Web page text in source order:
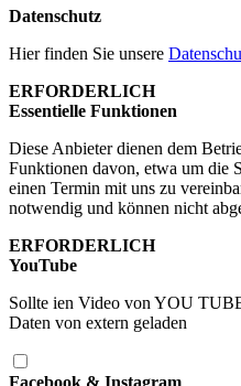
Datenschutz
Hier finden Sie unsere
ERFORDERLICH
Essentielle Funktionen
Diese Anbieter dienen dem
Funktionen davon, etwa um die
einen Termin mit uns zu
notwendig und können nicht
ERFORDERLICH
YouTube
Sollte ien Video von YOU
Daten von extern geladen
Facebook & Instagram